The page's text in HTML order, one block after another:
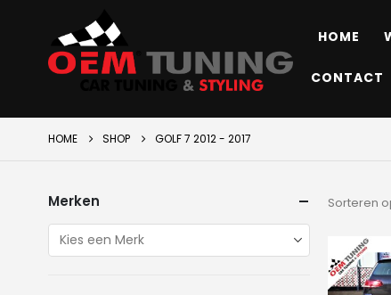
HOME
CONTACT
HOME SHOP GOLF 7 2012 - 2017
Sorteren
Merken